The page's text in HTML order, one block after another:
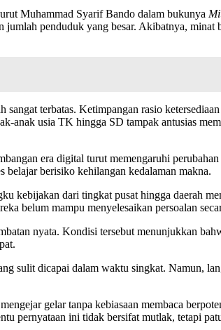
Muhammad Syarif Bando dalam bukunya
penduduk yang besar. Akibatnya,
terbatas. Ketimpangan rasio
anak usia TK hingga SD tampak antusias
era digital turut memengaruhi
berisiko kehilangan kedalaman makna.
kebijakan dari tingkat pusat hingga daerah
belum mampu menyelesaikan persoalan
nyata. Kondisi tersebut menunjukkan
sulit dicapai dalam waktu singkat. Namun,
gelar tanpa kebiasaan membaca
pernyataan ini tidak bersifat mutlak, tetapi